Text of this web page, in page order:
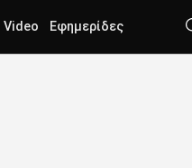
Video Εφημερίδες